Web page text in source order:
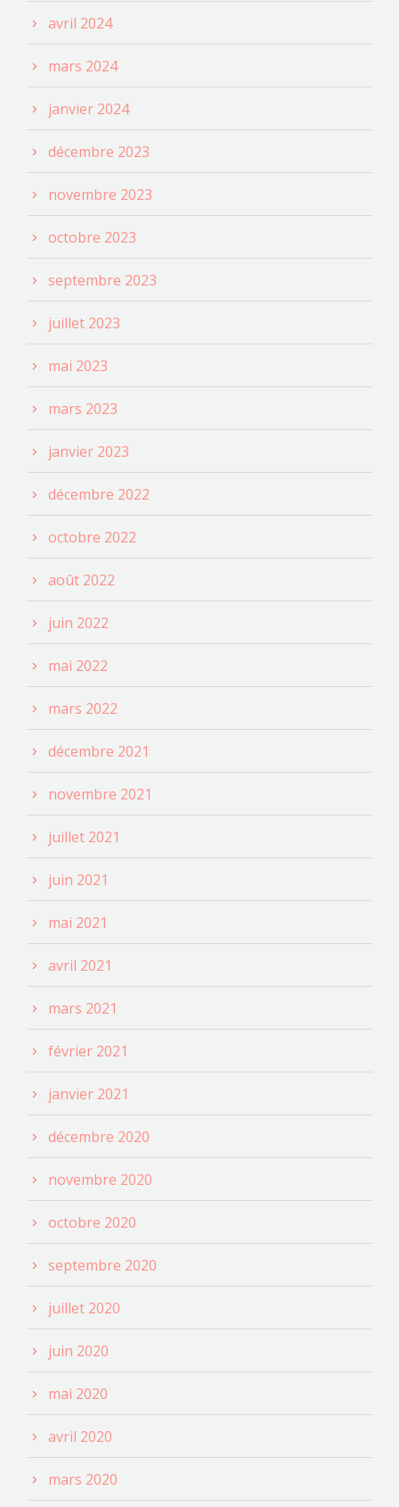
avril 2024
mars 2024
janvier 2024
décembre 2023
novembre 2023
octobre 2023
septembre 2023
juillet 2023
mai 2023
mars 2023
janvier 2023
décembre 2022
octobre 2022
août 2022
juin 2022
mai 2022
mars 2022
décembre 2021
novembre 2021
juillet 2021
juin 2021
mai 2021
avril 2021
mars 2021
février 2021
janvier 2021
décembre 2020
novembre 2020
octobre 2020
septembre 2020
juillet 2020
juin 2020
mai 2020
avril 2020
mars 2020